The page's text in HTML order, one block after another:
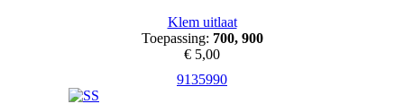
Klem uitlaat
Toepassing: 700, 900
€ 5,00
9135990